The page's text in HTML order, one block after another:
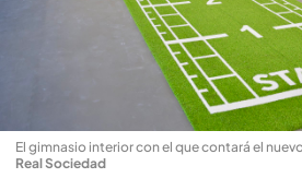
El gimnasio interior con el que contará el
Real Sociedad